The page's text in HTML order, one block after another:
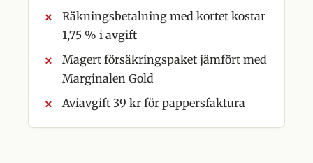
Räkningsbetalning med kortet kostar
1,75 % i avgift
Magert försäkringspaket jämfört med
Marginalen Gold
Aviavgift 39 kr för pappersfaktura